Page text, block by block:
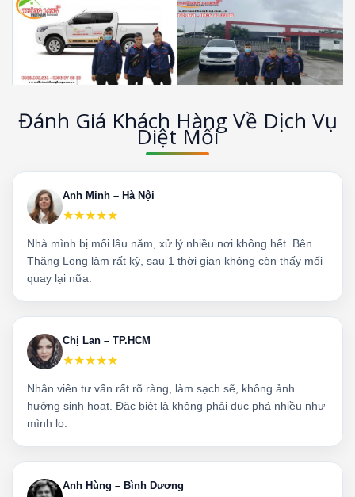
Đánh Giá Khách Hàng Về Dịch Vụ
Diệt Mối
Anh Minh – Hà Nội
★★★★★
Nhà mình bị mối lâu năm, xử lý nhiều nơi không hết. Bên
Thăng Long làm rất kỹ, sau 1 thời gian không còn thấy mối
quay lại nữa.
Chị Lan – TP.HCM
★★★★★
Nhân viên tư vấn rất rõ ràng, làm sạch sẽ, không ảnh
hưởng sinh hoạt. Đặc biệt là không phải đục phá nhiều như
mình lo.
Anh Hùng – Bình Dương